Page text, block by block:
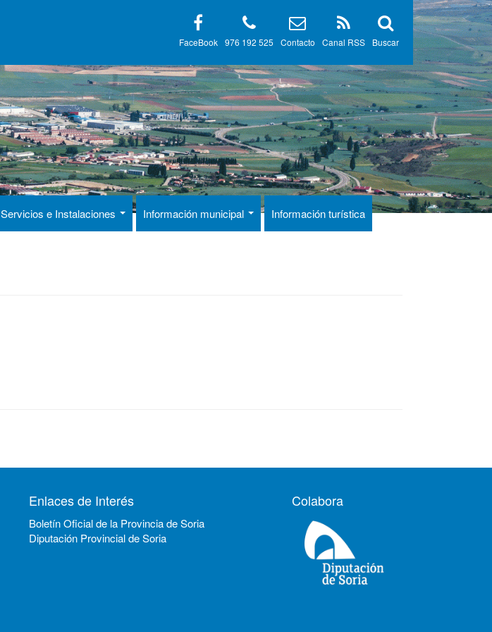
Buscar
Canal RSS
Contacto
976 192 525
FaceBook
Servicios e Instalaciones Información municipal Información turística
Enlaces de Interés
Boletín Oficial de la Provincia de Soria
Diputación Provincial de Soria
Colabora